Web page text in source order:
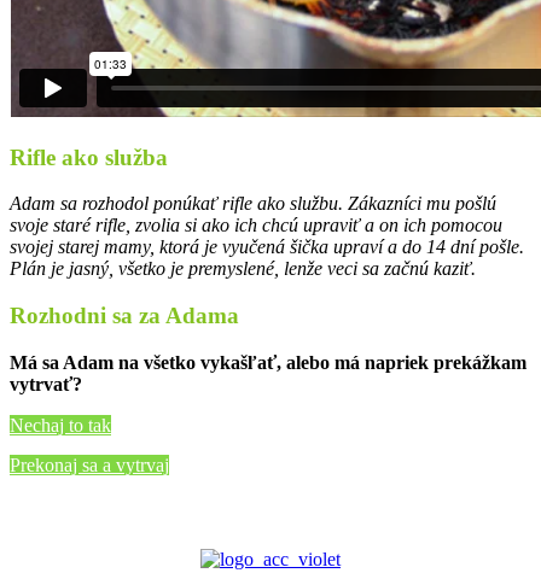
Rifle ako služba
Adam sa rozhodol ponúkať rifle ako službu. Zákazníci mu pošlú
svoje staré rifle, zvolia si ako ich chcú upraviť a on ich pomocou
svojej starej mamy, ktorá je vyučená šička upraví a do 14 dní pošle.
Plán je jasný, všetko je premyslené, lenže veci sa začnú kaziť.
Rozhodni sa za Adama
Má sa Adam na všetko vykašľať, alebo má napriek prekážkam
vytrvať?
Nechaj to tak
Prekonaj sa a vytrvaj